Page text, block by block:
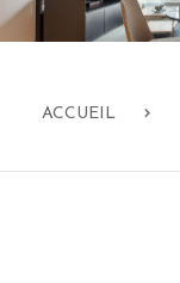
ACCUEIL